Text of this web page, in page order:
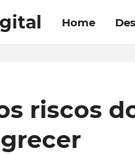
Home
riscos